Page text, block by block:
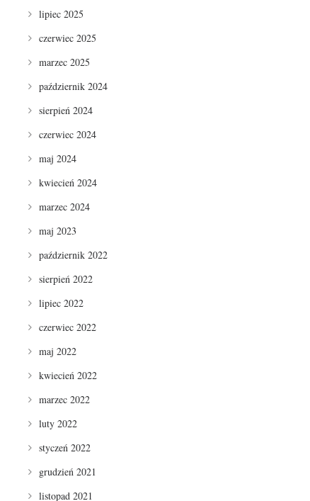
lipiec 2025
czerwiec 2025
marzec 2025
październik 2024
sierpień 2024
czerwiec 2024
maj 2024
kwiecień 2024
marzec 2024
maj 2023
październik 2022
sierpień 2022
lipiec 2022
czerwiec 2022
maj 2022
kwiecień 2022
marzec 2022
luty 2022
styczeń 2022
grudzień 2021
listopad 2021